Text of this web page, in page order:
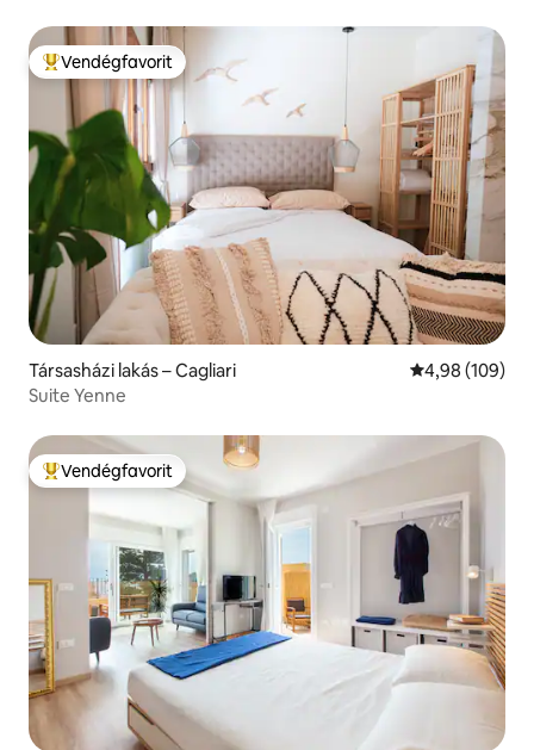
Kiemelt vendégfavorit
Vendégfavorit
Társasházi lakás – Cagliari Átlagos
4,98 (109)
Suite Yenne
Kiemelt vendégfavorit
Vendégfavorit